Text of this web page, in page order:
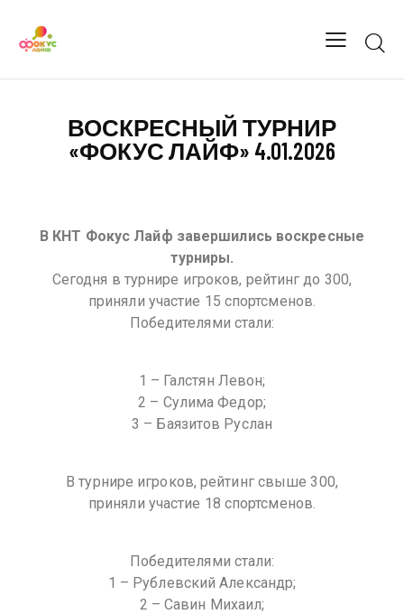
ВОСКРЕСНЫЙ ТУРНИР
«ФОКУС ЛАЙФ» 4.01.2026
В КНТ Фокус Лайф завершились воскресные
турниры.
Сегодня в турнире игроков, рейтинг до 300,
приняли участие 15 спортсменов.
Победителями стали:
1 – Галстян Левон;
2 – Сулима Федор;
3 – Баязитов Руслан
В турнире игроков, рейтинг свыше 300,
приняли участие 18 спортсменов.
Победителями стали:
1 – Рублевский Александр;
2 – Савин Михаил;